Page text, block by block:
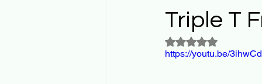
Thoughts & Inspirations
Triple T
Rated NaN out of 5
https://youtu.be/